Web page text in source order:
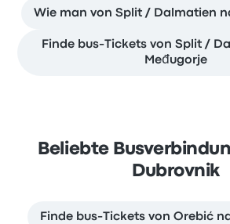
Wie man von Split / Dalmatien
Finde bus-Tickets von Split /
Međugorje
Beliebte
Dubrovnik
Finde bus-Tickets von Orebić